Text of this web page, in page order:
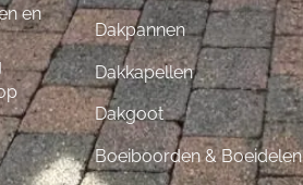
en
Dakpannen
Dakkapellen
Dakgoot
Boeiboorden & Boeidelen